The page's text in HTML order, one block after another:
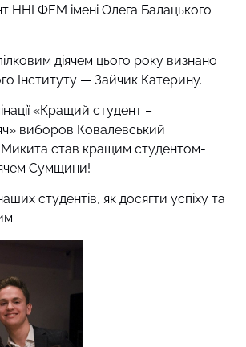
ННІ ФЕМ імені Олега Балацького
діячем цього року визнано
Інституту — Зайчик Катерину.
«Кращий студент –
виборов Ковалевський
став кращим студентом-
Сумщини!
студентів, як досягти успіху та